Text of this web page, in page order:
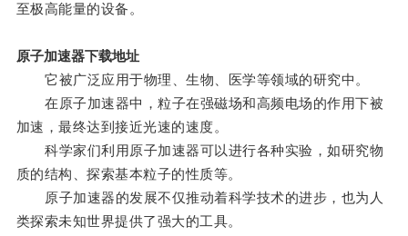
至极高能量的设备。
原子加速器下载地址
它被广泛应用于物理、生物、医学等领域的研究中。
在原子加速器中，粒子在强磁场和高频电场的作用下被
加速，最终达到接近光速的速度。
科学家们利用原子加速器可以进行各种实验，如研究物
质的结构、探索基本粒子的性质等。
原子加速器的发展不仅推动着科学技术的进步，也为人
类探索未知世界提供了强大的工具。